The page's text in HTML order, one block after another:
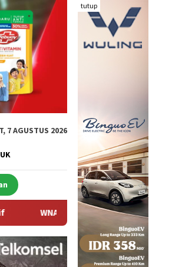
tutup
7 AGUSTUS 2026
Ditemukan Meninggal di Desa Piong